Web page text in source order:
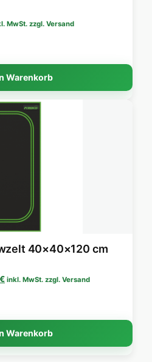
MwSt. zzgl. Versand
Warenkorb
40×40×120 cm
Preis war: 32,90 €
€Aktueller Preis ist: 27,90 €.
inkl. MwSt. zzgl. Versand
Warenkorb